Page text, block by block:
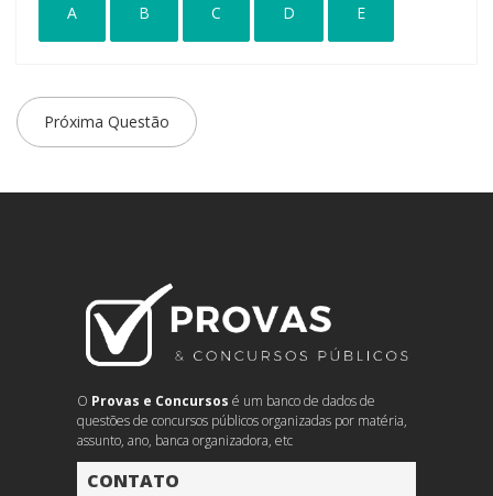
A B C D E
Próxima Questão
O Provas e Concursos é um banco de dados de
questões de concursos públicos organizadas por matéria,
assunto, ano, banca organizadora, etc
CONTATO